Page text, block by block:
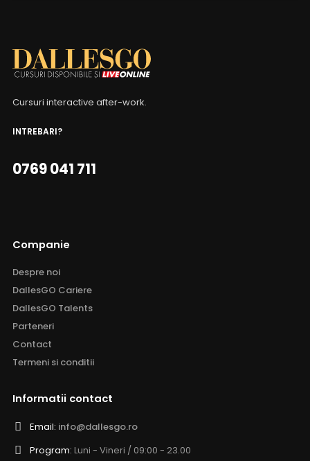
Cursuri interactive after-work.
INTREBARI?
0769 041 711
Companie
Despre noi
DallesGO Cariere
DallesGO Talents
Parteneri
Contact
Termeni si conditii
Informatii contact
Email: info@dallesgo.ro
Program: Luni - Vineri / 09:00 - 23.00